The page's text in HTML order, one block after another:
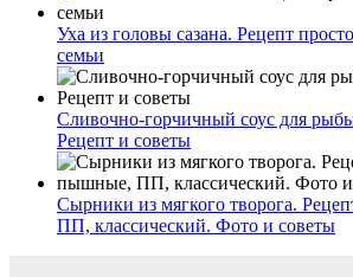
Уха из головы сазана. Рецепт
семьи
Сливочно-горчичный соус для
Рецепт и советы
Сырники из мягкого творога.
ПП, классический. Фото и советы